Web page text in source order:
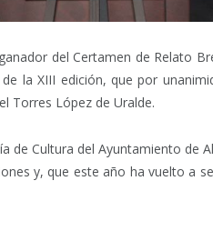
del Certamen de Relato
la XIII edición, que por
Torres López de Uralde.
de Cultura del Ayuntamiento de
y, que este año ha vuelto a